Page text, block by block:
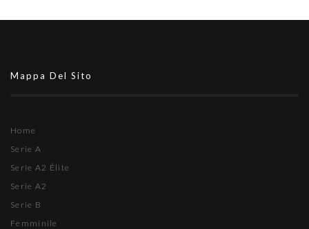
Mappa Del Sito
Home
Serie A
Serie A2 Élite
Serie A2
Serie B
Femminile